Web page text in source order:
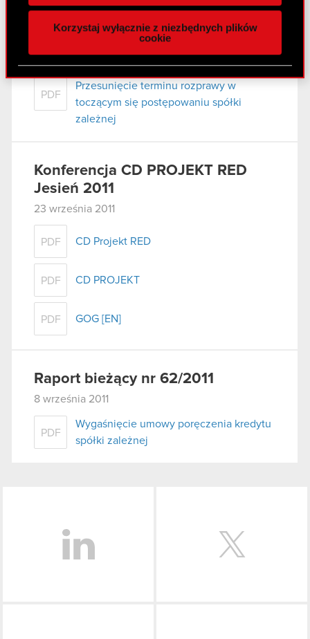
naszej witrynie. Informacje o tym, jak korzystasz
z naszej witryny, udostępniamy partnerom
Partnerzy mogą połączyć te informacje z innymi
danymi otrzymanymi od Ciebie lub uzyskanymi
podczas korzystania z ich usług. Kontynuując
korzystanie z naszej witryny, zgadasz się na
Korzystaj wyłącznie z niezbędnych plików
cookie
Raport bieżący nr 63/2011
PDF
Przesunięcie terminu rozprawy w
toczącym się postępowaniu spółki
zależnej
Konferencja CD PROJEKT RED
Jesień 2011
23 września 2011
PDF CD Projekt RED
PDF CD PROJEKT
PDF GOG [EN]
Raport bieżący nr 62/2011
8 września 2011
PDF
Wygaśnięcie umowy poręczenia kredytu
spółki zależnej